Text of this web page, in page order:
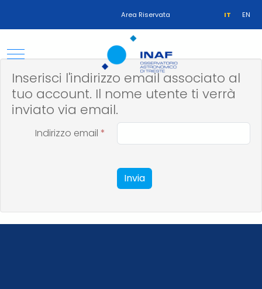
Area Riservata IT EN
Inserisci l'indirizzo email associato al
tuo account. Il nome utente ti verrà
inviato via email.
Indirizzo email *
Invia